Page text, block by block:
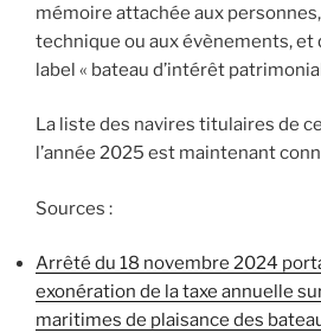
mémoire attachée aux
technique ou aux évènements,
label « bateau d’intérêt
La liste des navires titulaires de
l’année 2025 est maintenant
Sources :
Arrêté du 18 novembre 2024
exonération de la taxe annuelle
maritimes de plaisance des